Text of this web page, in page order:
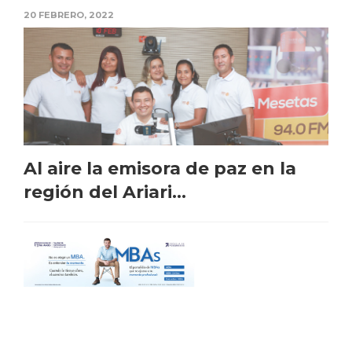
20 FEBRERO, 2022
Al aire la emisora de paz en la
región del Ariari...